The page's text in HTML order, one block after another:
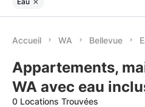
Accueil WA Bellevue
Appartements,
WA avec eau
0 Locations Trouvées